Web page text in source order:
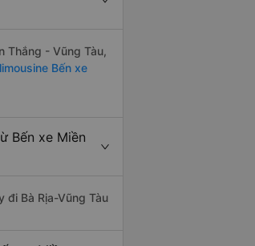
Thắng - Vũng Tàu,
Bến xe
Bến xe Miền
đi Bà Rịa-Vũng Tàu